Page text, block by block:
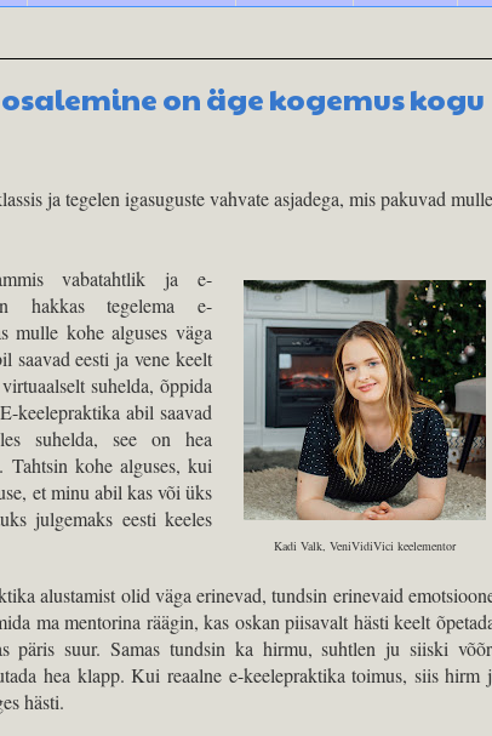
on äge kogemus kogu
ja tegelen igasuguste vahvate asjadega, mis pakuvad mulle
Kadi Valk, VeniVidiVici keelementor
vabatahtlik ja e-
hakkas tegelema e-
mulle kohe alguses väga
saavad eesti ja vene keelt
suhelda, õppida
keelepraktika abil saavad
suhelda, see on hea
Tahtsin kohe alguses, kui
et minu abil kas või üks
julgemaks eesti keeles
alustamist olid väga erinevad, tundsin erinevaid
ma mentorina räägin, kas oskan piisavalt hästi keelt
päris suur. Samas tundsin ka hirmu, suhtlen ju siiski
hea klapp. Kui reaalne e-keelepraktika toimus, siis hirm
hästi.